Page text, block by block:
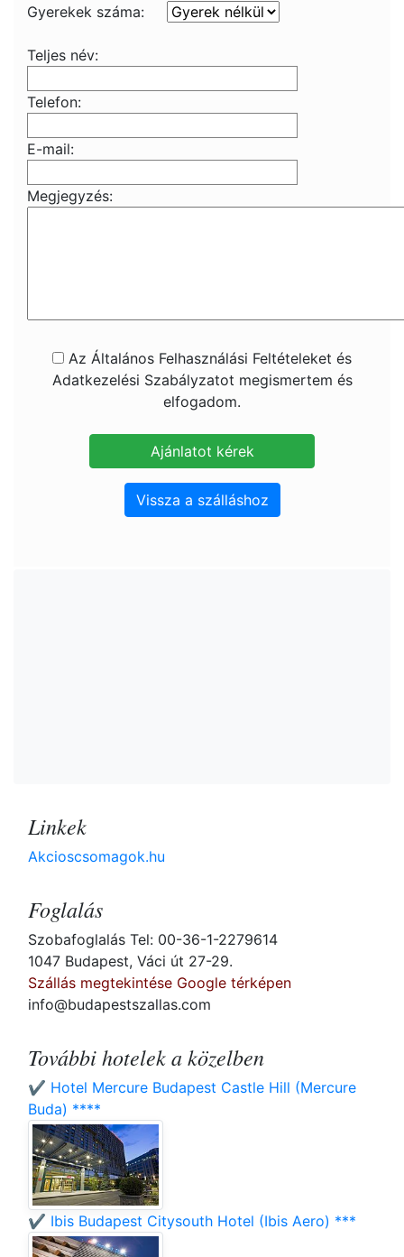
Gyerekek száma:
Teljes név:
Telefon:
E-mail:
Megjegyzés:
Az Általános Felhasználási Feltételeket és
Adatkezelési Szabályzatot megismertem és
elfogadom.
Vissza a szálláshoz
Linkek
Akcioscsomagok.hu
Foglalás
Szobafoglalás Tel: 00-36-1-2279614
1047 Budapest, Váci út 27-29.
Szállás megtekintése Google térképen
info@budapestszallas.com
További hotelek a közelben
✔️ Hotel Mercure Budapest Castle Hill (Mercure
Buda) ****
✔️ Ibis Budapest Citysouth Hotel (Ibis Aero) ***